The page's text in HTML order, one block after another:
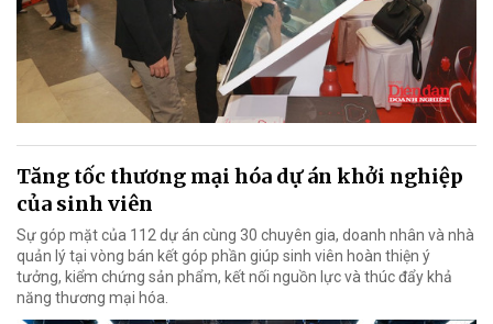
Tăng tốc thương mại hóa dự án khởi nghiệp
của sinh viên
Sự góp mặt của 112 dự án cùng 30 chuyên gia, doanh nhân và nhà
quản lý tại vòng bán kết góp phần giúp sinh viên hoàn thiện ý
tưởng, kiểm chứng sản phẩm, kết nối nguồn lực và thúc đẩy khả
năng thương mại hóa.